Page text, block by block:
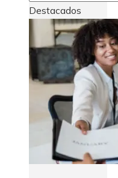
Destacados